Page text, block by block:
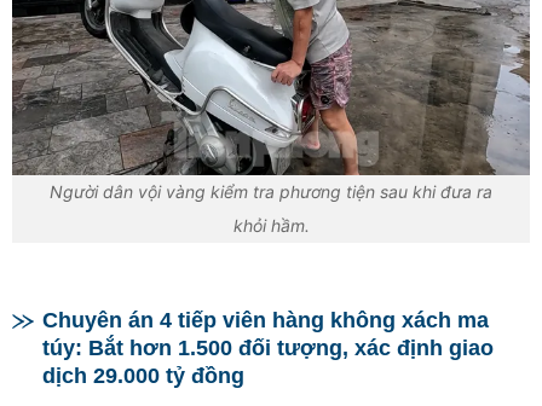
Người dân vội vàng kiểm tra phương tiện sau khi đưa ra
khỏi hầm.
Chuyên án 4 tiếp viên hàng không xách ma
túy: Bắt hơn 1.500 đối tượng, xác định giao
dịch 29.000 tỷ đồng